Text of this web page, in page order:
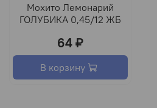
Мохито Лемонарий
ГОЛУБИКА 0,45/12 ЖБ
64 ₽
В корзину